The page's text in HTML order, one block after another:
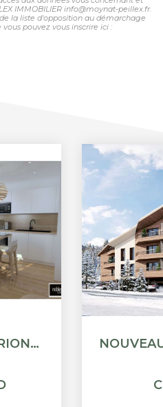
IMMOBILIER info@moynat-peillex.fr.
la liste d'opposition au démarchage
pouvez vous inscrire ici :
LE KAIRN - MONTRIOND - APPARTEMENT T3 - 69.87M²